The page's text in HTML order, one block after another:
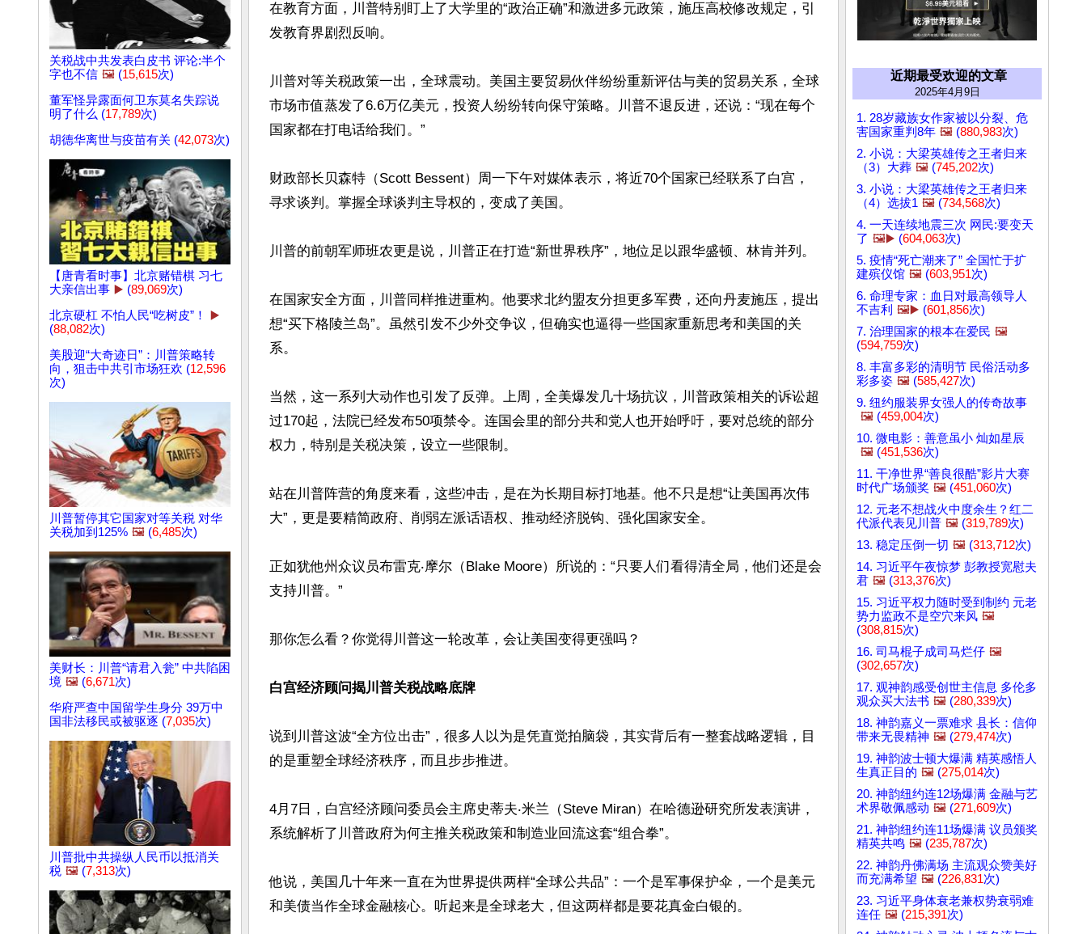
关税战中共发表白皮书 评论:半个
字也不信 🖼️ (15,615次)
董军怪异露面何卫东莫名失踪说
明了什么 (17,789次)
胡德华离世与疫苗有关 (42,073次)
【唐青看时事】北京赌错棋 习七
大亲信出事 ▶️ (89,069次)
北京硬杠 不怕人民“吃树皮”！
▶️
(88,082次)
美股迎“大奇迹日”：川普策略转
向，狙击中共引市场狂欢 (12,596
次)
川普暂停其它国家对等关税 对华
关税加到125% 🖼️ (6,485次)
美财长：川普“请君入瓮” 中共陷困
境 🖼️ (6,671次)
华府严查中国留学生身分 39万中
国非法移民或被驱逐 (7,035次)
川普批中共操纵人民币以抵消关
税 🖼️ (7,313次)
在教育方面，川普特别盯上了大学里的“政治正确”和激进多元政策，施压高校修改规定，引
发教育界剧烈反响。
川普对等关税政策一出，全球震动。美国主要贸易伙伴纷纷重新评估与美的贸易关系，全球
市场市值蒸发了6.6万亿美元，投资人纷纷转向保守策略。川普不退反进，还说：“现在每个
国家都在打电话给我们。”
财政部长贝森特（Scott Bessent）周一下午对媒体表示，将近70个国家已经联系了白宫，
寻求谈判。掌握全球谈判主导权的，变成了美国。
川普的前朝军师班农更是说，川普正在打造“新世界秩序”，地位足以跟华盛顿、林肯并列。
在国家安全方面，川普同样推进重构。他要求北约盟友分担更多军费，还向丹麦施压，提出
想“买下格陵兰岛”。虽然引发不少外交争议，但确实也逼得一些国家重新思考和美国的关
系。
当然，这一系列大动作也引发了反弹。上周，全美爆发几十场抗议，川普政策相关的诉讼超
过170起，法院已经发布50项禁令。连国会里的部分共和党人也开始呼吁，要对总统的部分
权力，特别是关税决策，设立一些限制。
站在川普阵营的角度来看，这些冲击，是在为长期目标打地基。他不只是想“让美国再次伟
大”，更是要精简政府、削弱左派话语权、推动经济脱钩、强化国家安全。
正如犹他州众议员布雷克‧摩尔（Blake Moore）所说的：“只要人们看得清全局，他们还是会
支持川普。”
那你怎么看？你觉得川普这一轮改革，会让美国变得更强吗？
白宫经济顾问揭川普关税战略底牌
说到川普这波“全方位出击”，很多人以为是凭直觉拍脑袋，其实背后有一整套战略逻辑，目
的是重塑全球经济秩序，而且步步推进。
4月7日，白宫经济顾问委员会主席史蒂夫‧米兰（Steve Miran）在哈德逊研究所发表演讲，
系统解析了川普政府为何主推关税政策和制造业回流这套“组合拳”。
他说，美国几十年来一直在为世界提供两样“全球公共品”：一个是军事保护伞，一个是美元
和美债当作全球金融核心。听起来是全球老大，但这两样都是要花真金白银的。
近期最受欢迎的文章
2025年4月9日
1. 28岁藏族女作家被以分裂、危
害国家重判8年 🖼️ (880,983次)
2. 小说：大梁英雄传之王者归来
（3）大葬 🖼️ (745,202次)
3. 小说：大梁英雄传之王者归来
（4）选拔1 🖼️ (734,568次)
4. 一天连续地震三次 网民:要变天
了 🖼️▶️ (604,063次)
5. 疫情“死亡潮来了” 全国忙于扩
建殡仪馆 🖼️ (603,951次)
6. 命理专家：血日对最高领导人
不吉利 🖼️▶️ (601,856次)
7. 治理国家的根本在爱民 🖼️
(594,759次)
8. 丰富多彩的清明节 民俗活动多
彩多姿 🖼️ (585,427次)
9. 纽约服装界女强人的传奇故事
🖼️ (459,004次)
10. 微电影：善意虽小 灿如星辰
🖼️ (451,536次)
11. 干净世界“善良很酷”影片大赛
时代广场颁奖 🖼️ (451,060次)
12. 元老不想战火中度余生？红二
代派代表见川普 🖼️ (319,789次)
13. 稳定压倒一切 🖼️ (313,712次)
14. 习近平午夜惊梦 彭教授宽慰夫
君 🖼️ (313,376次)
15. 习近平权力随时受到制约 元老
势力监政不是空穴来风 🖼️
(308,815次)
16. 司马棍子成司马烂仔 🖼️
(302,657次)
17. 观神韵感受创世主信息 多伦多
观众买大法书 🖼️ (280,339次)
18. 神韵嘉义一票难求 县长：信仰
带来无畏精神 🖼️ (279,474次)
19. 神韵波士顿大爆满 精英感悟人
生真正目的 🖼️ (275,014次)
20. 神韵纽约连12场爆满 金融与艺
术界敬佩感动 🖼️ (271,609次)
21. 神韵纽约连11场爆满 议员颁奖
精英共鸣 🖼️ (235,787次)
22. 神韵丹佛满场 主流观众赞美好
而充满希望 🖼️ (226,831次)
23. 习近平身体衰老兼权势衰弱难
连任 🖼️ (215,391次)